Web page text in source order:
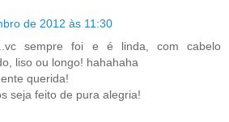
de 2012 às 11:30
sempre foi e é linda, com cabelo
liso ou longo! hahahaha
querida!
seja feito de pura alegria!